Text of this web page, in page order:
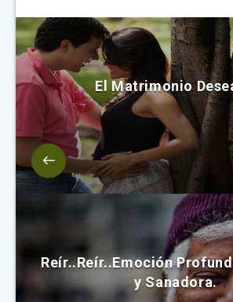
El Matrimonio
Reír..Reír..Emoción
y Sanadora.